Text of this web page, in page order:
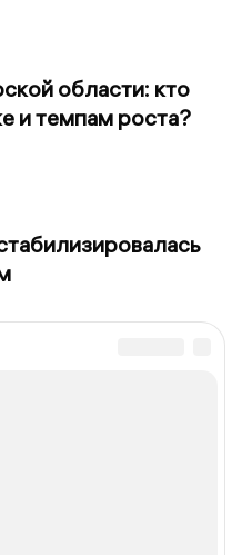
области: кто
и темпам роста?